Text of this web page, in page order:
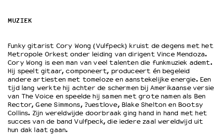
Werken bij
Wie is wie
Word vriend
Historie
Partners
Huisregels
Privacyverklaring
Integriteits- en gedragscode
MUZIEK
Funky gitarist Cory Wong (Vulfpeck) kruist de degens met het
Metropole Orkest onder leiding van dirigent Vince Mendoza.
Cory Wong is een man van veel talenten die funkmuziek ademt.
Hij speelt gitaar, componeert, produceert én begeleid
andere artiesten met tomeloze en aanstekelijke energie. Een
tijd lang werkte hij achter de schermen bij Amerikaanse versie
van The Voice en speelde hij samen met grote namen als Ben
Rector, Gene Simmons, ?uestlove, Blake Shelton en Bootsy
Collins. Zijn wereldwijde doorbraak ging hand in hand met het
succes van de band Vulfpeck, die iedere zaal wereldwijd uit
hun dak laat gaan.